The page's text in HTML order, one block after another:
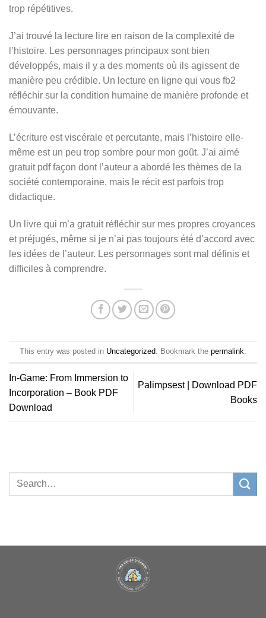
trop répétitives.
J’ai trouvé la lecture lire en raison de la complexité de
l’histoire. Les personnages principaux sont bien
développés, mais il y a des moments où ils agissent de
manière peu crédible. Un lecture en ligne qui vous fb2
réfléchir sur la condition humaine de manière profonde et
émouvante.
L’écriture est viscérale et percutante, mais l’histoire elle-
même est un peu trop sombre pour mon goût. J’ai aimé
gratuit pdf façon dont l’auteur a abordé les thèmes de la
société contemporaine, mais le récit est parfois trop
didactique.
Un livre qui m’a gratuit réfléchir sur mes propres croyances
et préjugés, même si je n’ai pas toujours été d’accord avec
les idées de l’auteur. Les personnages sont mal définis et
difficiles à comprendre.
This entry was posted in Uncategorized. Bookmark the permalink.
In-Game: From Immersion to
Incorporation – Book PDF
Download
Palimpsest | Download PDF
Books